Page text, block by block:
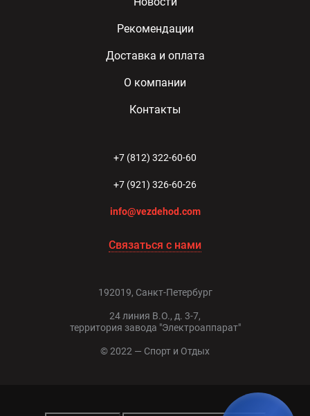
Рекомендации
Доставка и оплата
О компании
Контакты
+7 (812) 322-60-60
+7 (921) 326-60-26
info@vezdehod.com
Связаться с нами
192019, Санкт-Петербург
24 линия В.О., д. 3-7,
территория завода "Электроаппарат"
© 2022 — Спорт и Отдых